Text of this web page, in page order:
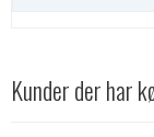
Kunder der har